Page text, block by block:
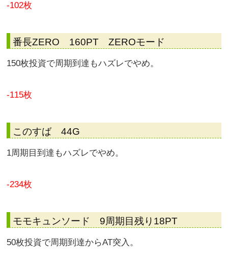
-102枚
番長ZERO 160PT ZEROモード
150枚投資で周期到達もハズレでやめ。
-115枚
このすば 44G
1周期目到達もハズレでやめ。
-234枚
モモキュンソード 9周期目残り18PT
50枚投資で周期到達からAT突入。